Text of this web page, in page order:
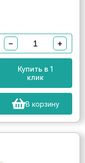
− +
Купить в 1
клик
В корзину